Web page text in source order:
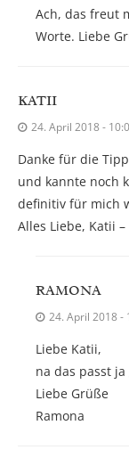
Ach, das freut
Worte. Liebe
KATII
24. April 2018 -
Danke für die
und kannte noch
definitiv für mich
Alles Liebe, Katii –
RAMONA
24. April 2018 -
Liebe Katii,
na das passt
Liebe Grüße
Ramona